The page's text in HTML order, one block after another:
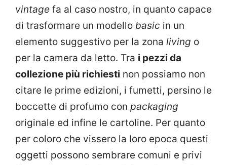
vintage fa al caso nostro, in quanto capace
di trasformare un modello basic in un
elemento suggestivo per la zona living o
per la camera da letto. Tra i pezzi da
collezione più richiesti non possiamo non
citare le prime edizioni, i fumetti, persino le
boccette di profumo con packaging
originale ed infine le cartoline. Per quanto
per coloro che vissero la loro epoca questi
oggetti possono sembrare comuni e privi